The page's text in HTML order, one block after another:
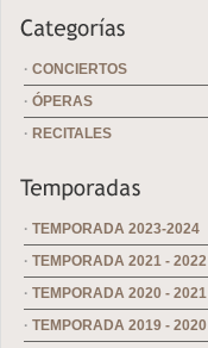
· CONCIERTOS
· ÓPERAS
· RECITALES
· TEMPORADA 2023-2024
· TEMPORADA 2021 - 2022
· TEMPORADA 2020 - 2021
· TEMPORADA 2019 - 2020